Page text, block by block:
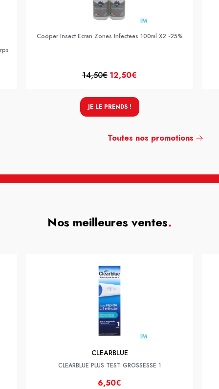
Cooper Insect Ecran Zones Infectees 100ml X2 -25%
14,50€ 12,50€
JE LE PRENDS !
Toutes nos promotions
Nos meilleures ventes.
CLEARBLUE
CLEARBLUE PLUS TEST GROSSESSE 1
6,50€